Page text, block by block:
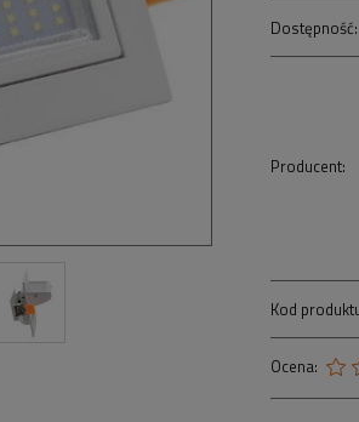
Dostępność:
Producent:
Kod
Ocena: